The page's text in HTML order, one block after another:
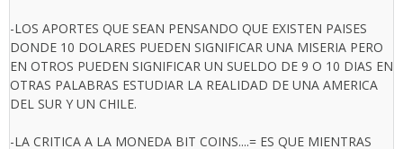
-LOS APORTES QUE SEAN PENSANDO QUE EXISTEN PAISES
DONDE 10 DOLARES PUEDEN SIGNIFICAR UNA MISERIA PERO
EN OTROS PUEDEN SIGNIFICAR UN SUELDO DE 9 O 10 DIAS EN
OTRAS PALABRAS ESTUDIAR LA REALIDAD DE UNA AMERICA
DEL SUR Y UN CHILE.
-LA CRITICA A LA MONEDA BIT COINS....= ES QUE MIENTRAS